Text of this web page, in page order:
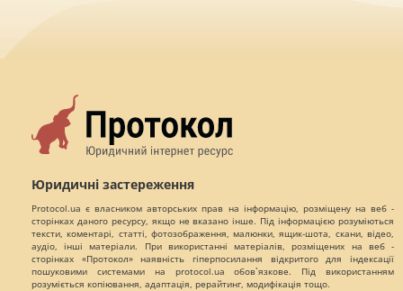
Юридичні застереження
Protocol.ua є власником авторських прав на інформацію, розміщену на веб -
сторінках даного ресурсу, якщо не вказано інше. Під інформацією розуміються
тексти, коментарі, статті, фотозображення, малюнки, ящик-шота, скани, відео,
аудіо, інші матеріали. При використанні матеріалів, розміщених на веб -
сторінках «Протокол» наявність гіперпосилання відкритого для індексації
пошуковими системами на protocol.ua обов`язкове. Під використанням
розуміється копіювання, адаптація, рерайтинг, модифікація тощо.